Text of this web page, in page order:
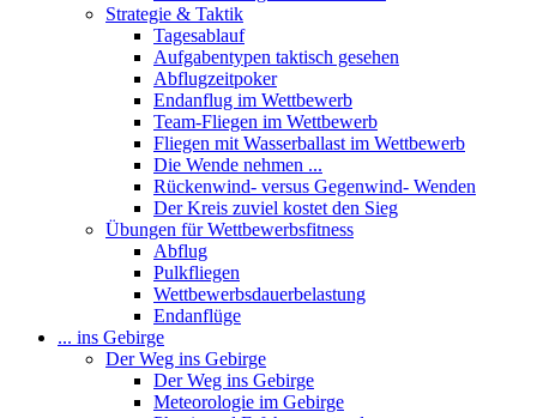
Strategie & Taktik
Tagesablauf
Aufgabentypen taktisch gesehen
Abflugzeitpoker
Endanflug im Wettbewerb
Team-Fliegen im Wettbewerb
Fliegen mit Wasserballast im Wettbewerb
Die Wende nehmen ...
Rückenwind- versus Gegenwind- Wenden
Der Kreis zuviel kostet den Sieg
Übungen für Wettbewerbsfitness
Abflug
Pulkfliegen
Wettbewerbsdauerbelastung
Endanflüge
... ins Gebirge
Der Weg ins Gebirge
Der Weg ins Gebirge
Meteorologie im Gebirge